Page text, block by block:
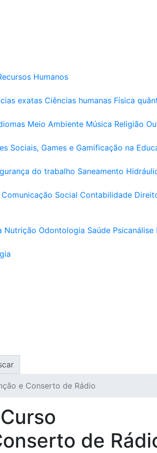
Humanos
exatas Ciências humanas Física
Meio Ambiente Música Religião
Sociais, Games e Gamificação na
do trabalho Saneamento
Comunicação Social Contabilidade
Nutrição Odontologia Saúde Psicanálise
e Conserto de Rádio
de